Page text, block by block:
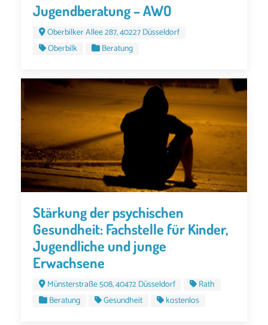
Jugendberatung – AWO
Oberbilker Allee 287, 40227 Düsseldorf
Oberbilk
Beratung
Stärkung der psychischen
Gesundheit: Fachstelle für Kinder,
Jugendliche und junge
Erwachsene
Münsterstraße 508, 40472 Düsseldorf
Rath
Beratung
Gesundheit kostenlos